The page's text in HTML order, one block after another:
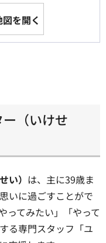
を開く
（いけせ
い） は、主に39歳ま
いに過ごすことがで
ってみたい」「やって
る専門スタッフ「ユ